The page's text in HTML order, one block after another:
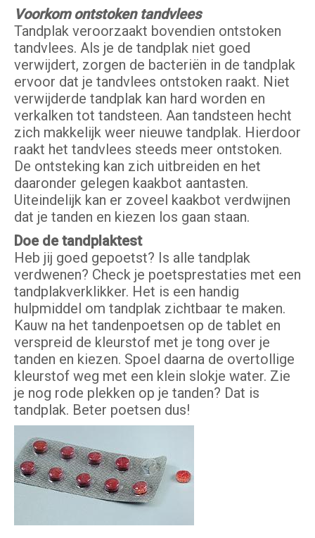
Voorkom ontstoken tandvlees
Tandplak veroorzaakt bovendien ontstoken
tandvlees. Als je de tandplak niet goed
verwijdert, zorgen de bacteriën in de tandplak
ervoor dat je tandvlees ontstoken raakt. Niet
verwijderde tandplak kan hard worden en
verkalken tot tandsteen. Aan tandsteen hecht
zich makkelijk weer nieuwe tandplak. Hierdoor
raakt het tandvlees steeds meer ontstoken.
De ontsteking kan zich uitbreiden en het
daaronder gelegen kaakbot aantasten.
Uiteindelijk kan er zoveel kaakbot verdwijnen
dat je tanden en kiezen los gaan staan.
Doe de tandplaktest
Heb jij goed gepoetst? Is alle tandplak
verdwenen? Check je poetsprestaties met een
tandplakverklikker. Het is een handig
hulpmiddel om tandplak zichtbaar te maken.
Kauw na het tandenpoetsen op de tablet en
verspreid de kleurstof met je tong over je
tanden en kiezen. Spoel daarna de overtollige
kleurstof weg met een klein slokje water. Zie
je nog rode plekken op je tanden? Dat is
tandplak. Beter poetsen dus!